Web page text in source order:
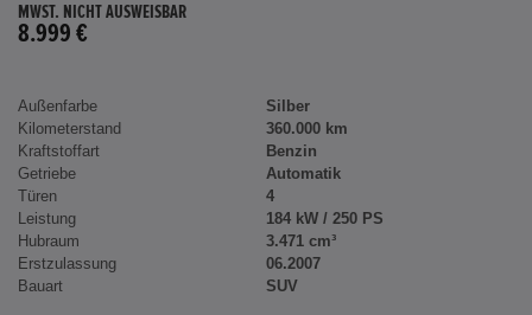
MWST. NICHT AUSWEISBAR
8.999 €
Außenfarbe
Silber
Kilometerstand
360.000 km
Kraftstoffart
Benzin
Getriebe
Automatik
Türen
4
Leistung
184 kW / 250 PS
Hubraum
3.471 cm³
Erstzulassung
06.2007
Bauart
SUV